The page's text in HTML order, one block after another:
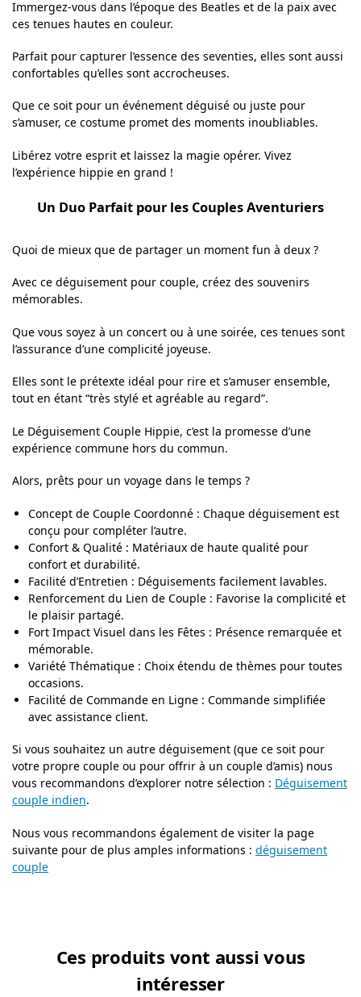
Immergez-vous dans l’époque des Beatles et de la paix avec
ces tenues hautes en couleur.
Parfait pour capturer l’essence des seventies, elles sont aussi
confortables qu’elles sont accrocheuses.
Que ce soit pour un événement déguisé ou juste pour
s’amuser, ce costume promet des moments inoubliables.
Libérez votre esprit et laissez la magie opérer. Vivez
l’expérience hippie en grand !
Un Duo Parfait pour les Couples Aventuriers
Quoi de mieux que de partager un moment fun à deux ?
Avec ce déguisement pour couple, créez des souvenirs
mémorables.
Que vous soyez à un concert ou à une soirée, ces tenues sont
l’assurance d’une complicité joyeuse.
Elles sont le prétexte idéal pour rire et s’amuser ensemble,
tout en étant “très stylé et agréable au regard”.
Le Déguisement Couple Hippie, c’est la promesse d’une
expérience commune hors du commun.
Alors, prêts pour un voyage dans le temps ?
Concept de Couple Coordonné : Chaque déguisement est
conçu pour compléter l’autre.
Confort & Qualité : Matériaux de haute qualité pour
confort et durabilité.
Facilité d’Entretien : Déguisements facilement lavables.
Renforcement du Lien de Couple : Favorise la complicité et
le plaisir partagé.
Fort Impact Visuel dans les Fêtes : Présence remarquée et
mémorable.
Variété Thématique : Choix étendu de thèmes pour toutes
occasions.
Facilité de Commande en Ligne : Commande simplifiée
avec assistance client.
Si vous souhaitez un autre déguisement (que ce soit pour
votre propre couple ou pour offrir à un couple d’amis) nous
vous recommandons d’explorer notre sélection : Déguisement
couple indien.
Nous vous recommandons également de visiter la page
suivante pour de plus amples informations : déguisement
couple
Ces produits vont aussi vous
intéresser